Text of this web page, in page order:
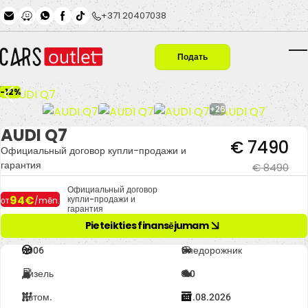
Skip to main content+371 20407038
Подать
заявку
-12%
+26
AUDI Q7
Официальный договор купли-продажи и
гарантия
€ 8490
€ 7490
от94€/mēn.
Официальный договор
купли-продажи и
гарантия
Pieteikties finansējumam
2006 Внедорожник
Дизель 3.0
Автом. 27.08.2026